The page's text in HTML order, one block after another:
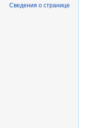
Сведения о странице